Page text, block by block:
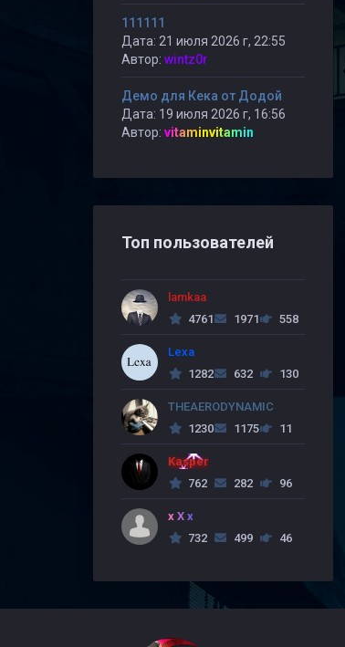
111111
Дата: 21 июля 2026 г, 22:55
Автор: wintz0r
Демо для Кека от Додой
Дата: 19 июля 2026 г, 16:56
Автор: vitaminvitamin
Топ пользователей
lamkaa
4761
1971 558
Lexa
1282
632 130
THEAERODYNAMIC
1230
1175 11
Kasper
762
282 96
x X x
732
499 46